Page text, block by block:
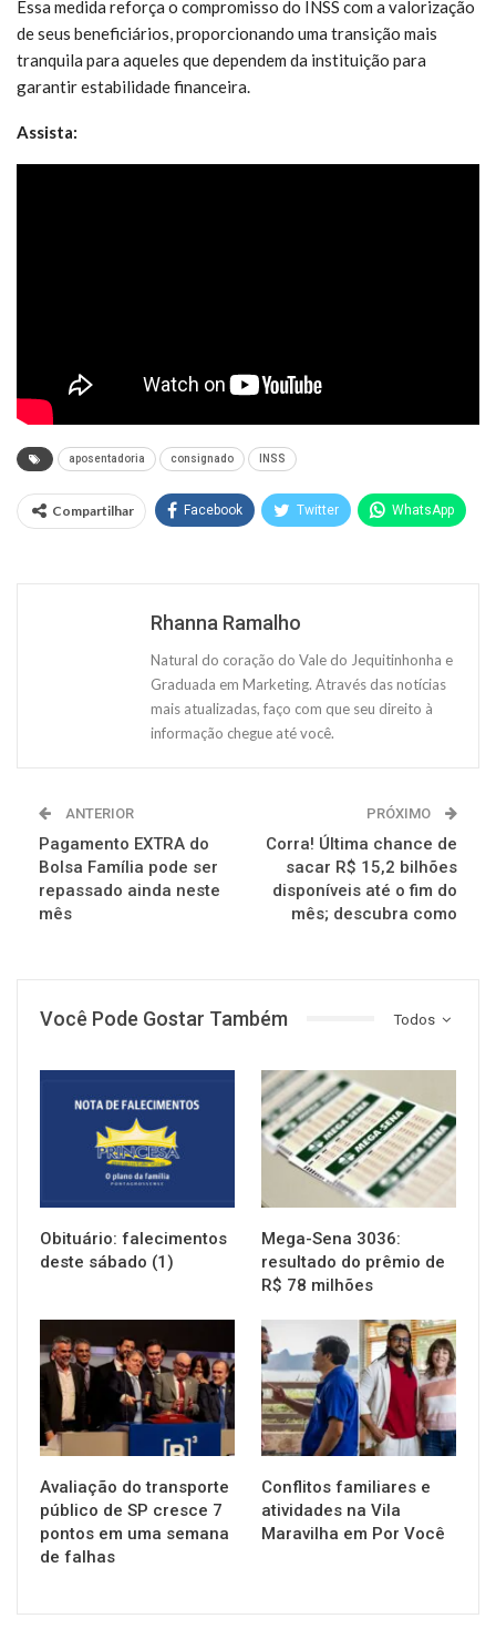
Essa medida reforça o compromisso do INSS com a valorização
de seus beneficiários, proporcionando uma transição mais
tranquila para aqueles que dependem da instituição para
garantir estabilidade financeira.
Assista:
aposentadoria consignado INSS
Compartilhar Facebook Twitter WhatsApp
Rhanna Ramalho
Natural do coração do Vale do Jequitinhonha e
Graduada em Marketing. Através das notícias
mais atualizadas, faço com que seu direito à
informação chegue até você.
ANTERIOR
Pagamento EXTRA do
Bolsa Família pode ser
repassado ainda neste
mês
PRÓXIMO
Corra! Última chance de
sacar R$ 15,2 bilhões
disponíveis até o fim do
mês; descubra como
Todos
Você Pode Gostar Também
Obituário: falecimentos
deste sábado (1)
NOTÍCIAS
Mega-Sena 3036:
resultado do prêmio de
R$ 78 milhões
NOTÍCIAS
Avaliação do transporte
público de SP cresce 7
pontos em uma semana
de falhas
Conflitos familiares e
atividades na Vila
Maravilha em Por Você